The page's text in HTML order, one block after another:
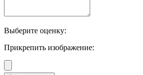
Выберите оценку:
Прикрепить изображение: